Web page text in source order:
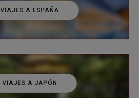
VIAJES A ESPAÑA
VIAJES A JAPÓN